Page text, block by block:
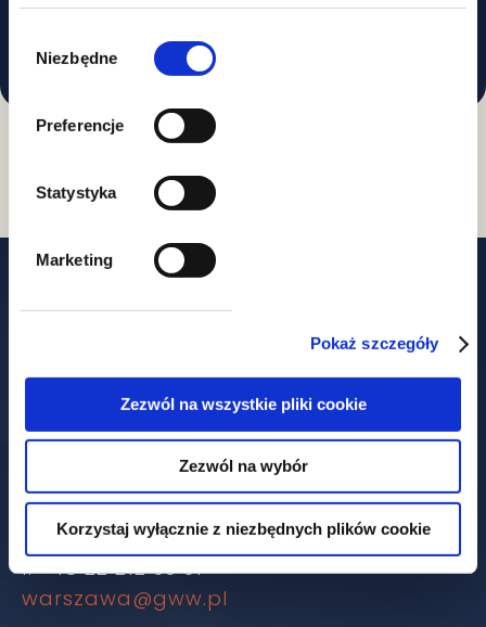
zgody
Niezbędne
Preferencje
Statystyka
Marketing
Pokaż szczegóły
Zezwól na wszystkie pliki cookie
Zezwól na wybór
Korzystaj wyłącznie z niezbędnych plików cookie
accountant – balance sheet – 2008.
Warszawa
00-498 Warszawa
+48 22 212 00 00
f.+48 22 212 00 01
warszawa@gww.pl